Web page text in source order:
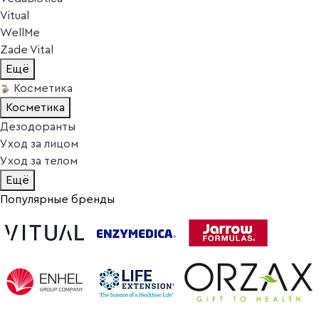
Vitual
WellMe
Zade Vital
Ещё
Косметика
Косметика
Дезодоранты
Уход за лицом
Уход за телом
Ещё
Популярные бренды